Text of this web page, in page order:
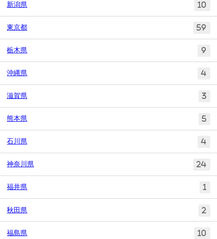
新潟県 10
東京都 59
栃木県 9
沖縄県 4
滋賀県 3
熊本県 5
石川県 4
神奈川県 24
福井県 1
秋田県 2
福島県 10